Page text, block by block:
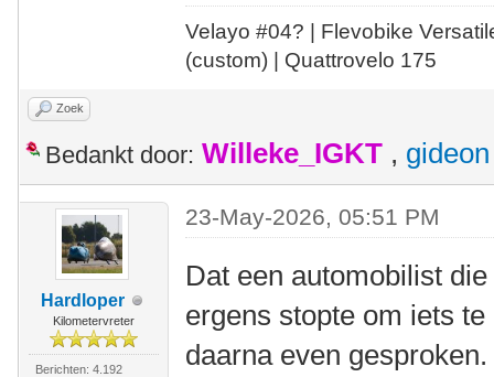
Velayo #04? | Flevobike
(custom) | Quattrovelo 175
Zoek
Bedankt door: Willeke_IGKT , gideon
Hardloper
Kilometervreter
Berichten: 4.192
23-May-2026, 05:51 PM
Dat een automobilist
ergens stopte om iets
daarna even